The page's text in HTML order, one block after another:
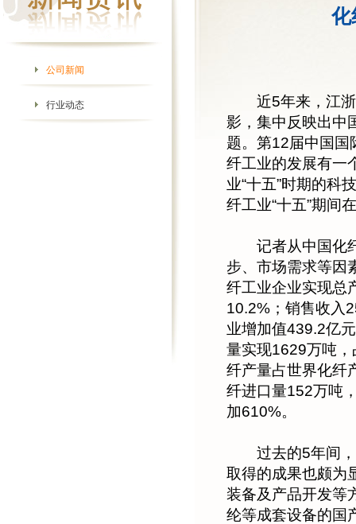
公司新闻
行业动态
化
近5年来，江浙
影，集中反映出中
题。第12届中国国
纤工业的发展有一
业“十五”时期的科
纤工业“十五”期间
记者从中国化纤
步、市场需求等因
纤工业企业实现总
10.2%；销售收入
业增加值439.2亿
量实现1629万吨
纤产量占世界化纤
纤进口量152万吨
加610%。
过去的5年间，
取得的成果也颇为
装备及产品开发等
纶等成套设备的国